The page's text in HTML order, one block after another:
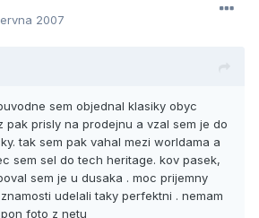
2007
sem objednal klasiky obyc
pak prisly na prodejnu a vzal sem je do
tak sem pak vahal mezi worldama a
sem sel do tech heritage. kov pasek,
sem je u dusaka . moc prijemny
udelali taky perfektni . nemam
foto z netu